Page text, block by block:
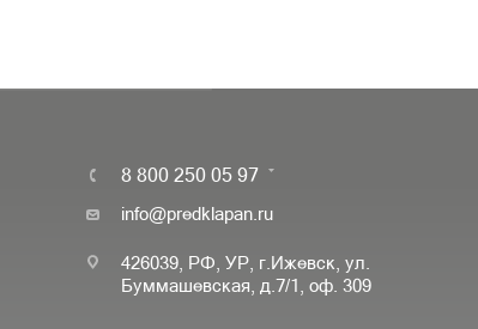
8 800 250 05 97
info@predklapan.ru
426039, РФ, УР, г.Ижевск, ул.
Буммашевская, д.7/1, оф. 309